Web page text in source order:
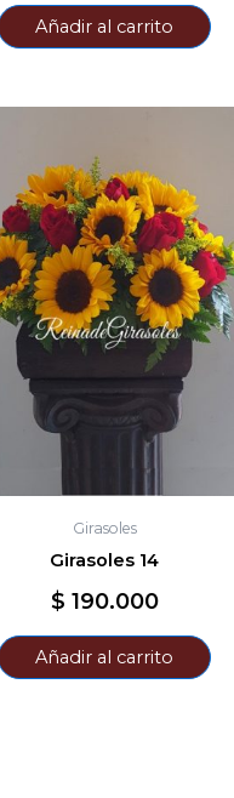
Añadir al carrito
Girasoles
Girasoles 14
$ 190.000
Añadir al carrito